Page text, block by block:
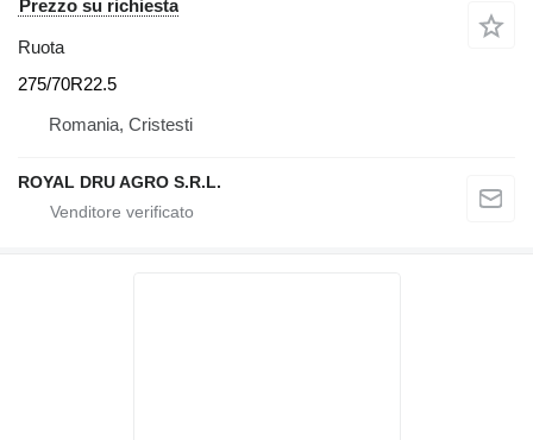
Prezzo su richiesta
Ruota
275/70R22.5
Romania, Cristesti
ROYAL DRU AGRO S.R.L.